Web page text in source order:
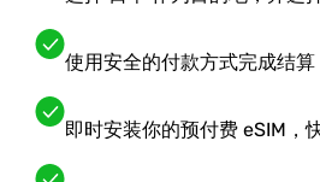
使用安全的付款方式完成结算
即时安装你的预付费 eSIM，